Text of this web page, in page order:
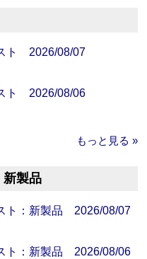
ト 2026/08/07
ト 2026/08/06
もっと見る »
製品
ト：新製品 2026/08/07
ト：新製品 2026/08/06